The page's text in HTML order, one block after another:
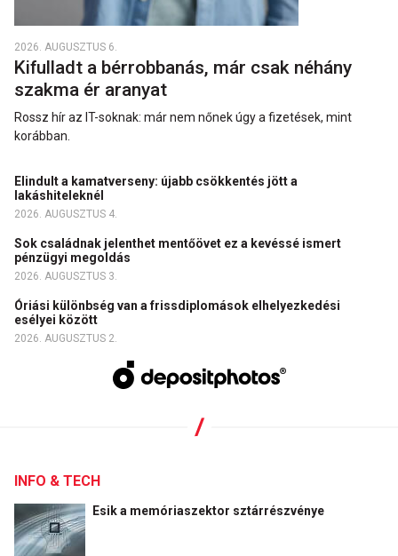
2026. AUGUSZTUS 6.
Kifulladt a bérrobbanás, már csak néhány
szakma ér aranyat
Rossz hír az IT-soknak: már nem nőnek úgy a fizetések, mint
korábban.
Elindult a kamatverseny: újabb csökkentés jött a
lakáshiteleknél
2026. AUGUSZTUS 4.
Sok családnak jelenthet mentőövet ez a kevéssé ismert
pénzügyi megoldás
2026. AUGUSZTUS 3.
Óriási különbség van a frissdiplomások elhelyezkedési
esélyei között
2026. AUGUSZTUS 2.
INFO & TECH
Esik a memóriaszektor sztárrészvénye